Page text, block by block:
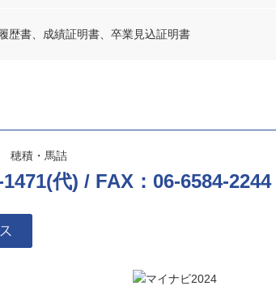
履歴書、成績証明書、卒業見込証明書
穂積・馬詰
代) / FAX：06-6584-2244